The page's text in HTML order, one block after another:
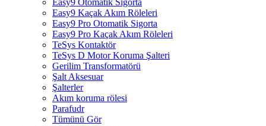
Easy9 Otomatik Sigorta
Easy9 Kaçak Akım Röleleri
Easy9 Pro Otomatik Sigorta
Easy9 Pro Kaçak Akım Röleleri
TeSys Kontaktör
TeSys D Motor Koruma Şalteri
Gerilim Transformatörü
Şalt Aksesuar
Şalterler
Akım koruma rölesi
Parafudr
Tümünü Gör